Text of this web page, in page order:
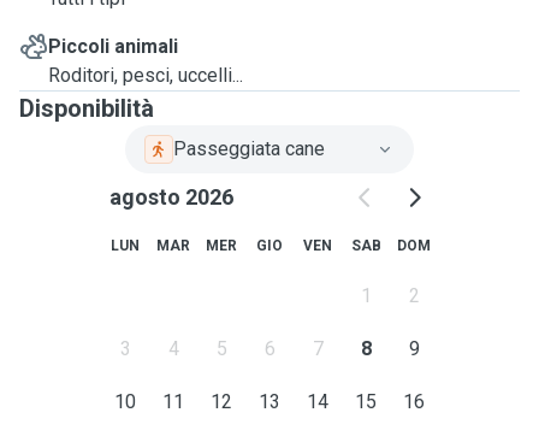
Piccoli animali
Roditori, pesci, uccelli...
Disponibilità
Passeggiata cane
agosto 2026
LUN MAR MER GIO VEN SAB DOM
1 2
3 4 5 6 7 8 9
10 11 12 13 14 15 16